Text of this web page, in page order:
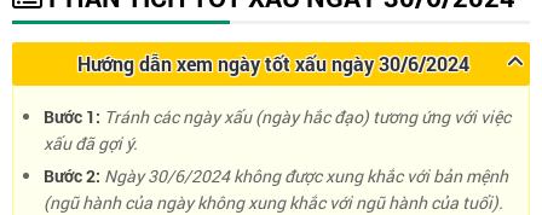
Hướng dẫn xem ngày tốt xấu ngày 30/6/2024
Bước 1: Tránh các ngày xấu (ngày hắc đạo) tương ứng với việc
xấu đã gợi ý.
Bước 2: Ngày 30/6/2024 không được xung khắc với bản mệnh
(ngũ hành của ngày không xung khắc với ngũ hành của tuổi).